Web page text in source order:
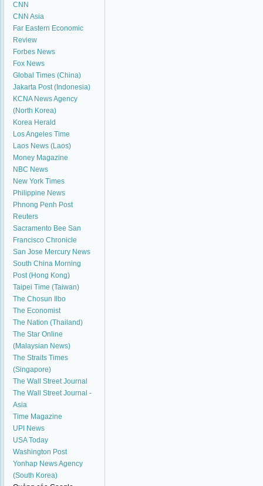
CNN
CNN Asia
Far Eastern Economic
Review
Forbes News
Fox News
Global Times (China)
Jakarta Post (Indonesia)
KCNA News Agency
(North Korea)
Korea Herald
Los Angeles Time
Laos News (Laos)
Money Magazine
NBC News
New York Times
Philippine News
Phnong Penh Post
Reuters
Sacramento Bee San
Francisco Chronicle
San Jose Mercury News
South China Morning
Post (Hong Kong)
Taipei Time (Taiwan)
The Chosun Ilbo
The Economist
The Nation (Thailand)
The Star Online
(Malaysian News)
The Straits Times
(Singapore)
The Wall Street Journal
The Wall Street Journal -
Asia
Time Magazine
UPI News
USA Today
Washington Post
Yonhap News Agency
(South Korea)